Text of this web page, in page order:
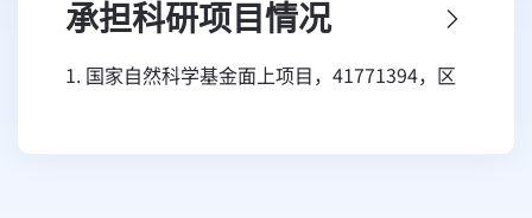
金等项目；作为项目骨干参加863、国家重点专
项等国家重大科技计划项目及中科院项目。发表
承担科研项目情况
1. 国家自然科学基金面上项目，41771394，区
究，2018.01-2021.12，主持。